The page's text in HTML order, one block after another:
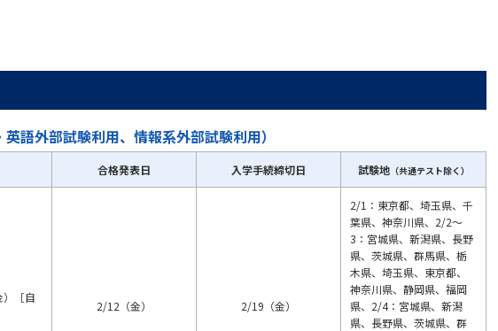
併願校選び 受験スケジュールを立てよう
先輩が入学を
学問発見
学問分野解説 学問の教科
語外部試験利用、情報系外部試験利用）
合格発表日 入学手続締切日 試験地（共通テスト除く）
［自
2/12（金） 2/19（金）
2/1：東京都、埼玉県、千
葉県、神奈川県、2/2～
3：宮城県、新潟県、長野
県、茨城県、群馬県、栃
木県、埼玉県、東京都、
神奈川県、静岡県、福岡
県、2/4：宮城県、新潟
県、長野県、茨城県、群